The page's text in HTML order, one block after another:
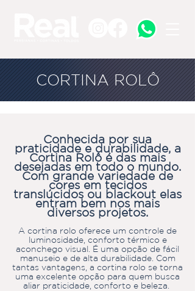
CORTINA ROLÔ
Conhecida por sua
praticidade e durabilidade, a
Cortina Rolô é das mais
desejadas em todo o mundo.
Com grande variedade de
cores em tecidos
translúcidos ou blackout elas
entram bem nos mais
diversos projetos.
A cortina rolo oferece um controle de
luminosidade, conforto térmico e
aconchego visual. É uma opção de fácil
manuseio e de alta durabilidade. Com
tantas vantagens, a cortina rolo se torna
uma excelente opção para quem busca
aliar praticidade, conforto e beleza.